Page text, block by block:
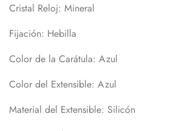
Cristal Reloj: Mineral
Fijación: Hebilla
Color de la Carátula: Azul
Color del Extensible: Azul
Material del Extensible: Silicón